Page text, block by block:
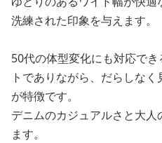
洗練された印象を与えます。
50代の体型変化にも対応で
トでありながら、だらしな
が特徴です。
デニムのカジュアルさと大
ます。